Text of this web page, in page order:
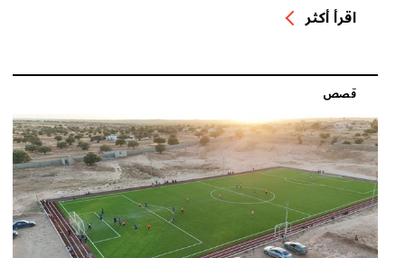
اقرأ أكثر
قصص